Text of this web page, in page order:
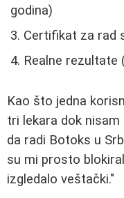
godina)
Certifikat za rad
Realne
Kao što jedna
tri lekara dok nisam
da radi Botoks u
su mi prosto
izgledalo veštački."